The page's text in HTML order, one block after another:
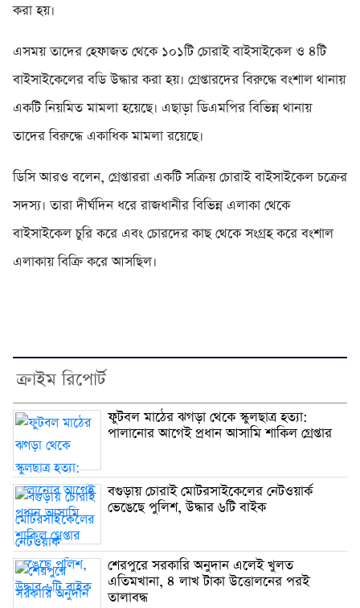
করা হয়।
এসময় তাদের হেফাজত থেকে ১০১টি চোরাই বাইসাইকেল ও ৪টি
বাইসাইকেলের বডি উদ্ধার করা হয়। গ্রেপ্তারদের বিরুদ্ধে বংশাল থানায়
একটি নিয়মিত মামলা হয়েছে। এছাড়া ডিএমপির বিভিন্ন থানায়
তাদের বিরুদ্ধে একাধিক মামলা রয়েছে।
ডিসি আরও বলেন, গ্রেপ্তাররা একটি সক্রিয় চোরাই বাইসাইকেল চক্রের
সদস্য। তারা দীর্ঘদিন ধরে রাজধানীর বিভিন্ন এলাকা থেকে
বাইসাইকেল চুরি করে এবং চোরদের কাছ থেকে সংগ্রহ করে বংশাল
এলাকায় বিক্রি করে আসছিল।
ক্রাইম রিপোর্ট
ফুটবল মাঠের ঝগড়া থেকে স্কুলছাত্র হত্যা:
পালানোর আগেই প্রধান আসামি শাকিল গ্রেপ্তার
বগুড়ায় চোরাই মোটরসাইকেলের নেটওয়ার্ক
ভেঙেছে পুলিশ, উদ্ধার ৬টি বাইক
শেরপুরে সরকারি অনুদান এলেই খুলত
এতিমখানা, ৪ লাখ টাকা উত্তোলনের পরই
তালাবদ্ধ